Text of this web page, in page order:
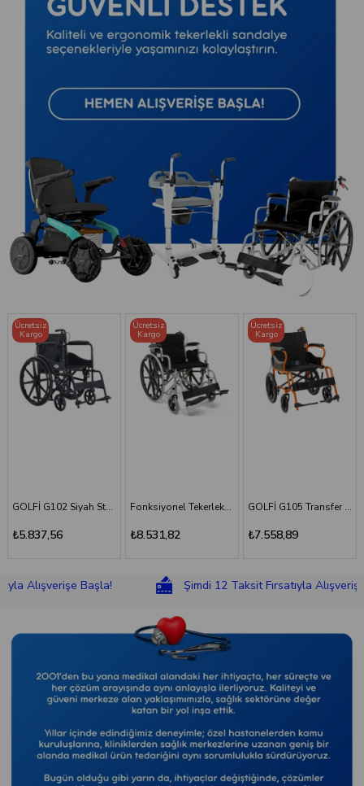
₺8.531,82
Ücretsiz
Kargo
₺7.558,89
Ücretsiz
Kargo
GOLFİ G106 Fonksiyonel Tekerlekli Sandalye
₺8.831,18
Ücretsiz
Kargo
Başla! Şimdi 12 Taksit Fırsatıyla Alışverişe Başla!